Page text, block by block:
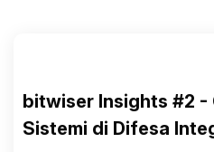
bitwiser Insights #2 -
Sistemi di Difesa